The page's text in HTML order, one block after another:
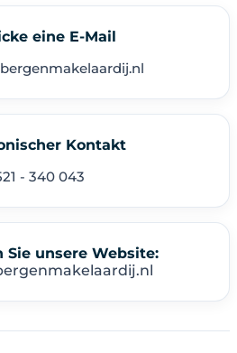
eine E-Mail
Kontakt
- 340 043
Sie unsere Website: